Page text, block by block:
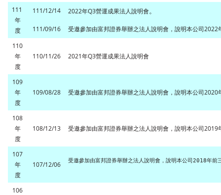
111
年
度
111/12/14 2022年Q3營運成果法人說明會。
111/09/16
受邀參加由富邦證券舉辦之法人說明會，說明本公司2022
110
年
度
110/11/26 2021年Q3營運成果法人說明會
109
年
度
109/08/28 受邀參加由富邦證券舉辦之法人說明會，說明本公司2020
108
年
度
108/12/13 受邀參加由富邦證券舉辦之法人說明會，說明本公司2019
107
年
度
107/12/06
106